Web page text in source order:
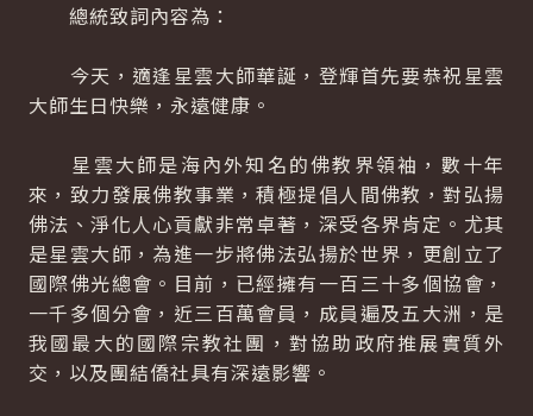
總統致詞內容為：
今天，適逢星雲大師華誕，登輝首先要恭祝星雲
大師生日快樂，永遠健康。
星雲大師是海內外知名的佛教界領袖，數十年
來，致力發展佛教事業，積極提倡人間佛教，對弘揚
佛法、淨化人心貢獻非常卓著，深受各界肯定。尤其
是星雲大師，為進一步將佛法弘揚於世界，更創立了
國際佛光總會。目前，已經擁有一百三十多個協會，
一千多個分會，近三百萬會員，成員遍及五大洲，是
我國最大的國際宗教社團，對協助政府推展實質外
交，以及團結僑社具有深遠影響。